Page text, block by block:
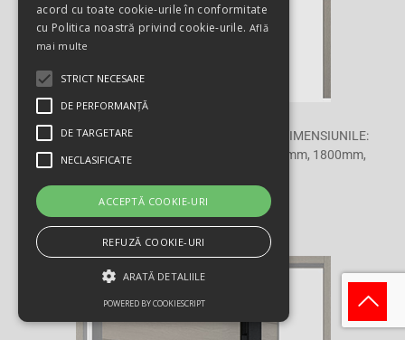
MODELUL 1137 ESTE DISPONIBIL PENTRU DIMENSIUNILE:
800mm, 1000mm, 1200mm/1400mm, 1600mm, 1800mm,
POLIS
acord cu toate cookie-urile în conformitate
cu Politica noastră privind cookie-urile. Află
mai multe
STRICT NECESARE
DE PERFORMANȚĂ
DE TARGETARE
NECLASIFICATE
ACCEPTĂ COOKIE-URI
REFUZĂ COOKIE-URI
ARATĂ DETALIILE
POWERED BY COOKIESCRIPT